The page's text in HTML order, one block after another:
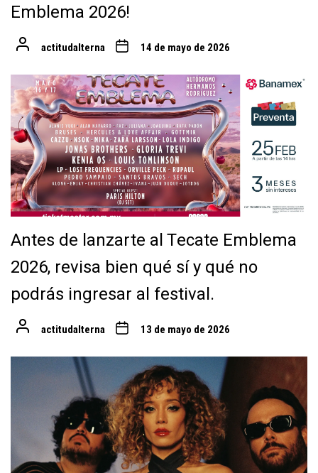
Emblema 2026!
actitudalterna 14 de mayo de 2026
Antes de lanzarte al Tecate Emblema
2026, revisa bien qué sí y qué no
podrás ingresar al festival.
actitudalterna 13 de mayo de 2026